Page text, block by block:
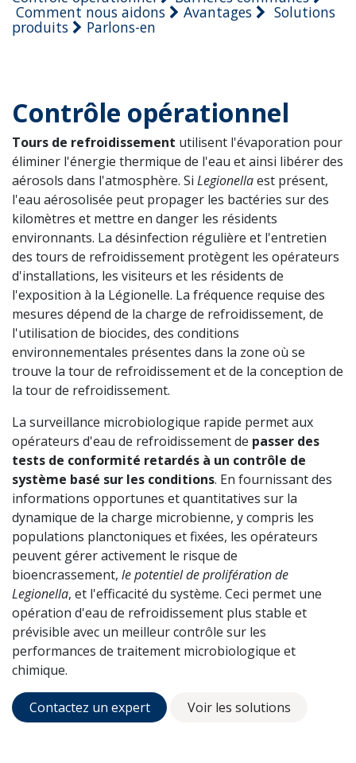
Comment nous aidons Avantages Solutions
produits Parlons-en
Contrôle opérationnel
Tours de refroidissement utilisent l'évaporation pour
éliminer l'énergie thermique de l'eau et ainsi libérer des
aérosols dans l'atmosphère. Si Legionellaest présent,
l'eau aérosolisée peut propager les bactéries sur des
kilomètres et mettre en danger les résidents
environnants. La désinfection régulière et l'entretien
des tours de refroidissement protègent les opérateurs
d'installations, les visiteurs et les résidents de
l'exposition à la Légionelle. La fréquence requise des
mesures dépend de la charge de refroidissement, de
l'utilisation de biocides, des conditions
environnementales présentes dans la zone où se
trouve la tour de refroidissement et de la conception de
la tour de refroidissement.
La surveillance microbiologique rapide permet aux
opérateurs d'eau de refroidissement de passer des
tests de conformité retardés à un contrôle de
système basé sur les conditions. En fournissant des
informations opportunes et quantitatives sur la
dynamique de la charge microbienne, y compris les
populations planctoniques et fixées, les opérateurs
peuvent gérer activement le risque de
bioencrassement, le potentiel de prolifération de
Legionella, et l'efficacité du système. Ceci permet une
opération d'eau de refroidissement plus stable et
prévisible avec un meilleur contrôle sur les
performances de traitement microbiologique et
chimique.
Contactez un expert Voir les solutions